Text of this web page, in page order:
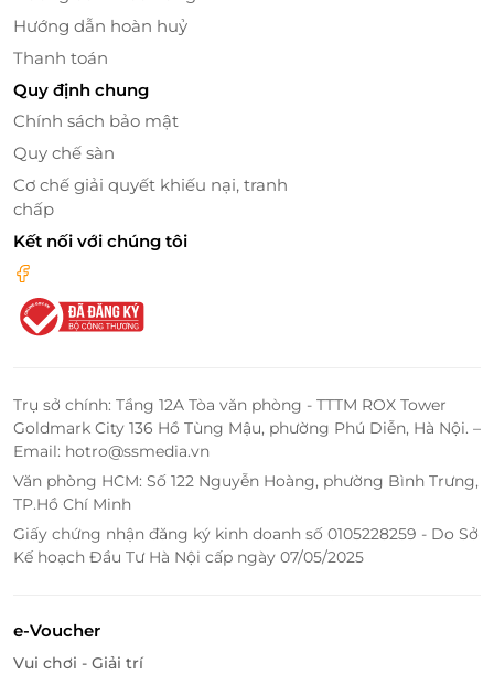
Hướng dẫn hoàn huỷ
Thanh toán
Quy định chung
Chính sách bảo mật
Quy chế sàn
Cơ chế giải quyết khiếu nại, tranh
chấp
Kết nối với chúng tôi
Trụ sở chính: Tầng 12A Tòa văn phòng - TTTM ROX Tower
Goldmark City 136 Hồ Tùng Mậu, phường Phú Diễn, Hà Nội. –
Email: hotro@ssmedia.vn
Văn phòng HCM: Số 122 Nguyễn Hoàng, phường Bình Trưng,
TP.Hồ Chí Minh
Giấy chứng nhận đăng ký kinh doanh số 0105228259 - Do Sở
Kế hoạch Đầu Tư Hà Nội cấp ngày 07/05/2025
e-Voucher
Vui chơi - Giải trí